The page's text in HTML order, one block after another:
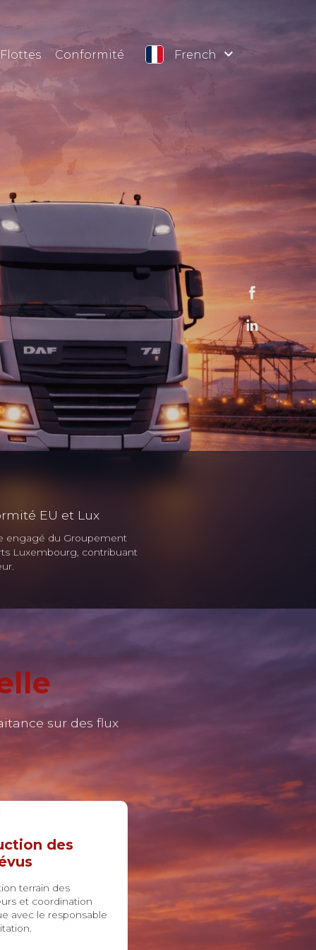
Flottes Conformité French
EU et Lux
engagé du Groupement
Luxembourg, contribuant
sur des flux
des
terrain des
et coordination
avec le responsable